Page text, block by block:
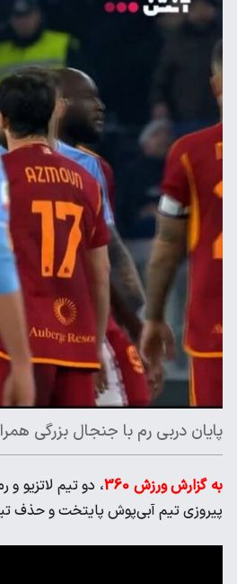
پایان دربی رم با جنجال بزرگی
به گزارش ورزش 360
، دو تیم لاتزیو
پیروزی تیم آبی‌پوش پایتخت و حذف تیم